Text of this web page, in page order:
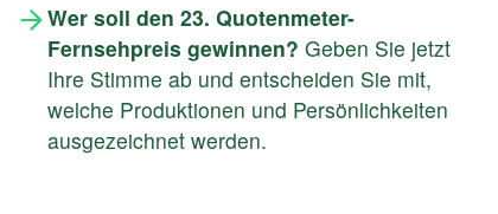
Wer soll den 23. Quotenmeter-
Fernsehpreis gewinnen? Geben Sie jetzt
Ihre Stimme ab und entscheiden Sie mit,
welche Produktionen und Persönlichkeiten
ausgezeichnet werden.